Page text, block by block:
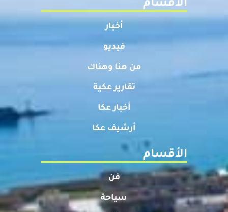
الأقسام
أخبار
فيديو
من هنا وهناك
تقارير عكية
أخبار عكا
أرشيف عكا
الأقسام
فن
سياحة